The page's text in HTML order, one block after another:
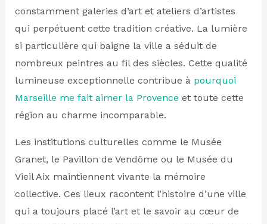
constamment galeries d’art et ateliers d’artistes
qui perpétuent cette tradition créative. La lumière
si particulière qui baigne la ville a séduit de
nombreux peintres au fil des siècles. Cette qualité
lumineuse exceptionnelle contribue à pourquoi
Marseille me fait aimer la Provence et toute cette
région au charme incomparable.
Les institutions culturelles comme le Musée
Granet, le Pavillon de Vendôme ou le Musée du
Vieil Aix maintiennent vivante la mémoire
collective. Ces lieux racontent l’histoire d’une ville
qui a toujours placé l’art et le savoir au cœur de